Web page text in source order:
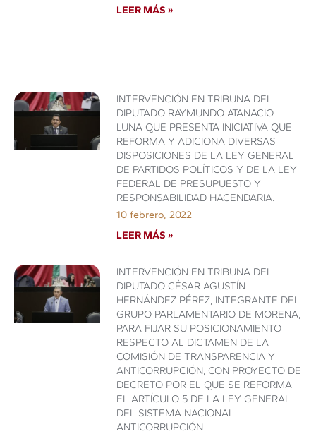
LEER MÁS »
INTERVENCIÓN EN TRIBUNA DEL
DIPUTADO RAYMUNDO ATANACIO
LUNA QUE PRESENTA INICIATIVA QUE
REFORMA Y ADICIONA DIVERSAS
DISPOSICIONES DE LA LEY GENERAL
DE PARTIDOS POLÍTICOS Y DE LA LEY
FEDERAL DE PRESUPUESTO Y
RESPONSABILIDAD HACENDARIA.
10 febrero, 2022
LEER MÁS »
INTERVENCIÓN EN TRIBUNA DEL
DIPUTADO CÉSAR AGUSTÍN
HERNÁNDEZ PÉREZ, INTEGRANTE DEL
GRUPO PARLAMENTARIO DE MORENA,
PARA FIJAR SU POSICIONAMIENTO
RESPECTO AL DICTAMEN DE LA
COMISIÓN DE TRANSPARENCIA Y
ANTICORRUPCIÓN, CON PROYECTO DE
DECRETO POR EL QUE SE REFORMA
EL ARTÍCULO 5 DE LA LEY GENERAL
DEL SISTEMA NACIONAL
ANTICORRUPCIÓN